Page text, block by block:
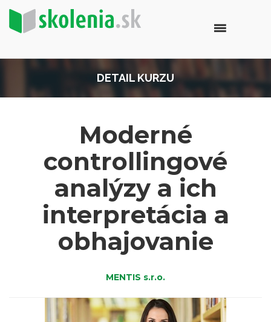
DETAIL KURZU
Moderné
controllingové
analýzy a ich
interpretácia a
obhajovanie
MENTIS s.r.o.